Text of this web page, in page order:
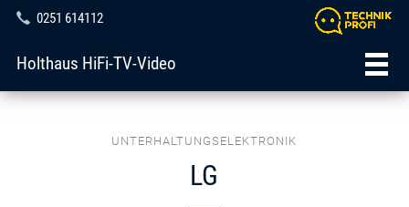
0251 614112
Holthaus HiFi-TV-Video
UNTERHALTUNGSELEKTRONIK
LG